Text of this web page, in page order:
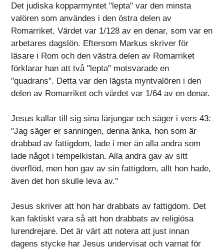
Det judiska kopparmyntet "lepta" var den minsta
valören som användes i den östra delen av
Romarriket. Värdet var 1/128 av en denar, som var en
arbetares dagslön. Eftersom Markus skriver för
läsare i Rom och den västra delen av Romarriket
förklarar han att två "lepta" motsvarade en
"quadrans". Detta var den lägsta myntvalören i den
delen av Romarriket och värdet var 1/64 av en denar.
Jesus kallar till sig sina lärjungar och säger i vers 43:
"Jag säger er sanningen, denna änka, hon som är
drabbad av fattigdom, lade i mer än alla andra som
lade något i tempelkistan. Alla andra gav av sitt
överflöd, men hon gav av sin fattigdom, allt hon hade,
även det hon skulle leva av."
Jesus skriver att hon har drabbats av fattigdom. Det
kan faktiskt vara så att hon drabbats av religiösa
lurendrejare. Det är värt att notera att just innan
dagens stycke har Jesus undervisat och varnat för